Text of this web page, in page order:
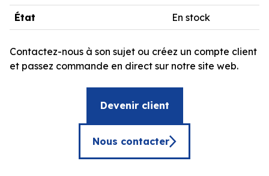
État En stock
Contactez-nous à son sujet ou créez un compte client
et passez commande en direct sur notre site web.
Devenir client
Nous contacter